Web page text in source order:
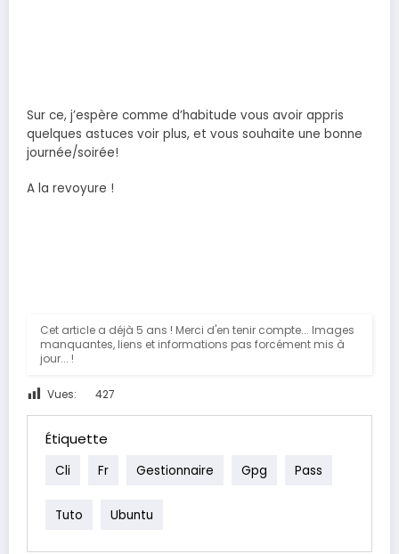
Sur ce, j’espère comme d’habitude vous avoir appris
quelques astuces voir plus, et vous souhaite une bonne
journée/soirée!
A la revoyure !
Cet article a déjà 5 ans ! Merci d'en tenir compte... Images
manquantes, liens et informations pas forcément mis à
jour... !
Vues: 427
Étiquette
Cli Fr Gestionnaire Gpg Pass
Tuto Ubuntu